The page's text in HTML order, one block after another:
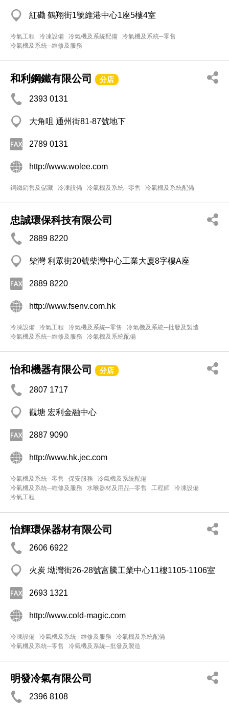
紅磡 鶴翔街1號維港中心1座5樓4室
冷氣工程 冷凍設備 冷氣機及系統配備
冷氣機及系統─零售
冷氣機及系統─維修及服務
和利鋼鐵有限公司 分店
2393 0131
大角咀 通州街81-87號地下
2789 0131
http://www.wolee.com
鋼鐵銷售及儲藏 冷凍設備 冷氣機及系統─零售 冷氣機及系統配備
忠誠環保科技有限公司
2889 8220
柴灣 利眾街20號柴灣中心工業大廈8字樓A座
2889 8220
http://www.fsenv.com.hk
冷凍設備 冷氣工程 冷氣機及系統─零售
冷氣機及系統─批發及製造
冷氣機及系統─維修及服務
冷氣機及系統配備
怡和機器有限公司 分店
2807 1717
觀塘 宏利金融中心
2887 9090
http://www.hk.jec.com
冷氣機及系統─零售 保安服務
冷氣機及系統配備
冷氣機及系統─維修及服務
水喉器材及用品─零售 工程師
冷凍設備
冷氣工程
怡輝環保器材有限公司
2606 6922
火炭 坳灣街26-28號富騰工業中心11樓1105-1106室
2693 1321
http://www.cold-magic.com
冷凍設備 冷氣機及系統─維修及服務
冷氣機及系統配備
冷氣機及系統─零售
冷氣機及系統─批發及製造
明發冷氣有限公司
2396 8108